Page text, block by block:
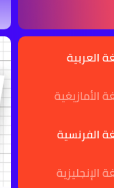
العربية
الأمازيغية
الفرنسية
الإنجليزية